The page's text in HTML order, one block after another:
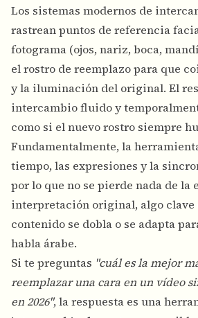
Los sistemas modernos de
rastrean puntos de referencia
fotograma (ojos, nariz, boca,
el rostro de reemplazo para que
y la iluminación del original. El
intercambio fluido y
como si el nuevo rostro siempre
Fundamentalmente, la
tiempo, las expresiones y la
por lo que no se pierde nada de la
interpretación original, algo clave
contenido se dobla o se adapta
habla árabe.
Si te preguntas "cuál es la mejor
reemplazar una cara en un vídeo
en 2026", la respuesta es una